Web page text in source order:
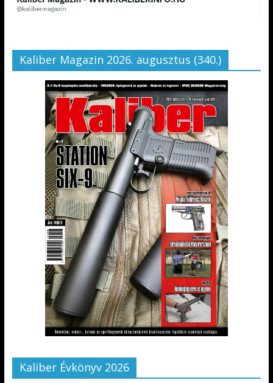
Kaliber Magazin 2026. augusztus (340.)
Kaliber Évkönyv 2026